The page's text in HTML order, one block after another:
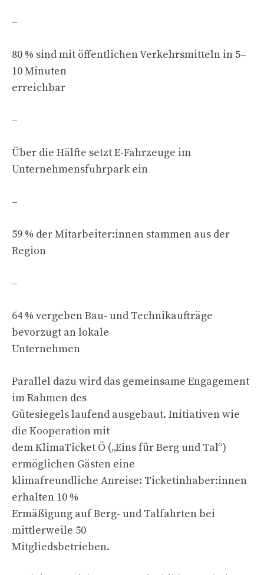
–
80 % sind mit öffentlichen Verkehrsmitteln in 5–
10 Minuten
erreichbar
–
Über die Hälfte setzt E-Fahrzeuge im
Unternehmensfuhrpark ein
–
59 % der Mitarbeiter:innen stammen aus der
Region
–
64 % vergeben Bau- und Technikaufträge
bevorzugt an lokale
Unternehmen
Parallel dazu wird das gemeinsame Engagement
im Rahmen des
Gütesiegels laufend ausgebaut. Initiativen wie
die Kooperation mit
dem KlimaTicket Ö („Eins für Berg und Tal“)
ermöglichen Gästen eine
klimafreundliche Anreise: Ticketinhaber:innen
erhalten 10 %
Ermäßigung auf Berg- und Talfahrten bei
mittlerweile 50
Mitgliedsbetrieben.